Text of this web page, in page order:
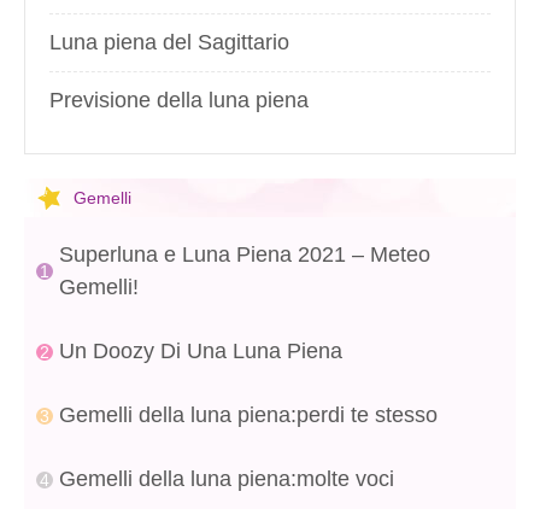
Luna piena del Sagittario
Previsione della luna piena
Gemelli
Superluna e Luna Piena 2021 – Meteo
Gemelli!
Un Doozy Di Una Luna Piena
Gemelli della luna piena:perdi te stesso
Gemelli della luna piena:molte voci